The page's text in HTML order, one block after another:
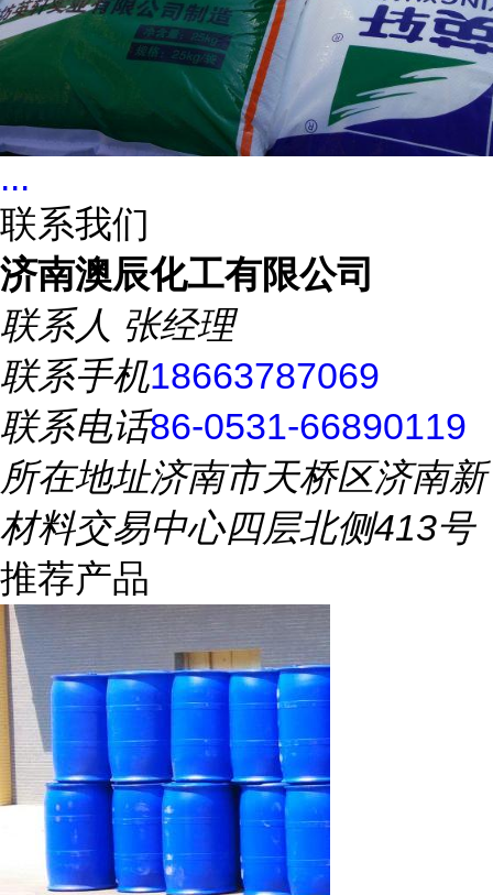
...
联系我们
济南澳辰化工有限公司
联系人 张经理
联系手机18663787069
联系电话86-0531-66890119
所在地址济南市天桥区济南新
材料交易中心四层北侧413号
推荐产品